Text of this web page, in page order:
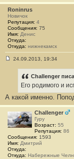
б
щ
е
н
и
е
#
1
6
Roninrus
Новичок
Репутация: 4
Сообщения: 75
Имя: Денис
Откуда:
Откуда: нижнекамск
н
и
е
#
1
5
24.09.2013, 19:34
Challenger
Его родимого и
А какой именно.
Challenger
Гуру
Возраст: 55
Репутация: 86
Сообщения: 1593
Имя: Дмитрий
Откуда:
Откуда: Набережные